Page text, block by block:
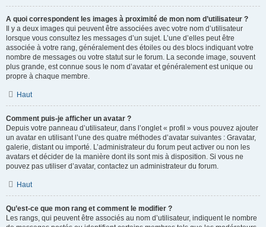
A quoi correspondent les images à proximité de mon nom d’utilisateur ?
Il y a deux images qui peuvent être associées avec votre nom d’utilisateur
lorsque vous consultez les messages d’un sujet. L’une d’elles peut être
associée à votre rang, généralement des étoiles ou des blocs indiquant votre
nombre de messages ou votre statut sur le forum. La seconde image, souvent
plus grande, est connue sous le nom d’avatar et généralement est unique ou
propre à chaque membre.
Haut
Comment puis-je afficher un avatar ?
Depuis votre panneau d’utilisateur, dans l’onglet « profil » vous pouvez ajouter
un avatar en utilisant l’une des quatre méthodes d’avatar suivantes : Gravatar,
galerie, distant ou importé. L’administrateur du forum peut activer ou non les
avatars et décider de la manière dont ils sont mis à disposition. Si vous ne
pouvez pas utiliser d’avatar, contactez un administrateur du forum.
Haut
Qu’est-ce que mon rang et comment le modifier ?
Les rangs, qui peuvent être associés au nom d’utilisateur, indiquent le nombre